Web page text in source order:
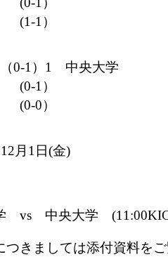
1）
0-1）1 中央大学
1）
0）
月1日(金)
vs 中央大学
きましては添付資料を